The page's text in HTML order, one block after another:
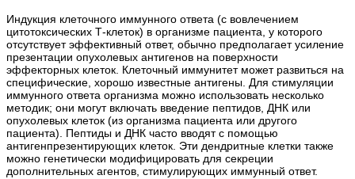
Индукция клеточного иммунного ответа (с вовлечением
цитотоксических Т-клеток) в организме пациента, у которого
отсутствует эффективный ответ, обычно предполагает усиление
презентации опухолевых антигенов на поверхности
эффекторных клеток. Клеточный иммунитет может развиться на
специфические, хорошо известные антигены. Для стимуляции
иммунного ответа организма можно использовать несколько
методик; они могут включать введение пептидов, ДНК или
опухолевых клеток (из организма пациента или другого
пациента). Пептиды и ДНК часто вводят с помощью
антигенпрезентирующих клеток. Эти дендритные клетки также
можно генетически модифицировать для секреции
дополнительных агентов, стимулирующих иммунный ответ.